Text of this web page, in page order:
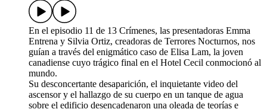
En el episodio 11 de 13 Crímenes, las presentadoras Emma
Entrena y Silvia Ortiz, creadoras de Terrores Nocturnos, nos
guían a través del enigmático caso de Elisa Lam, la joven
canadiense cuyo trágico final en el Hotel Cecil conmocionó al
mundo.
Su desconcertante desaparición, el inquietante video del
ascensor y el hallazgo de su cuerpo en un tanque de agua
sobre el edificio desencadenaron una oleada de teorías e